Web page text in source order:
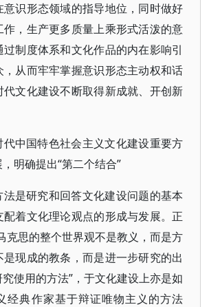
识形态领域的指导地位，同时做好
，生产更多质量上乘形式活泼的意
制度体系和文化作品的内在影响引
从而牢牢掌握意识形态主动权和话
文化建设不断取得新成就、开创新
代中国特色社会主义文化建设重要方
明确提出“第二个结合”
是研究和回答文化建设问题的基本
着文化理论观点的形成与发展。正
克思的整个世界观不是教义，而是方
现成的教条，而是进一步研究的出
使用的方法”，于文化建设上亦是如
经典作家基于辩证唯物主义的方法